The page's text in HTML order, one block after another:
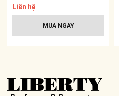
Liên hệ
MUA NGAY